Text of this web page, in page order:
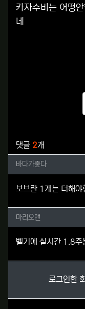
본문
카자수비는 어떵
네
댓글 2개
바다가좋다
바다가좋다
보브란 1개는 더해야
마리오맨님
마리오맨
벨기에 실시간 1.8주
로그인한